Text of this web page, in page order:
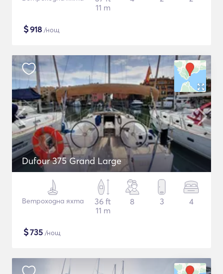
11 m
$918 /нощ
Dufour 375 Grand Large
Ветроходна яхта
36 ft
11 m
8 3 4
$735 /нощ